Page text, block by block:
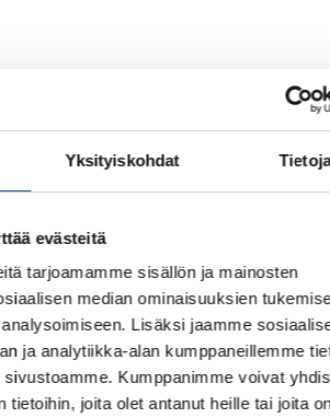
Yksityiskohdat
evästeitä
tarjoamamme sisällön ja mainosten
median ominaisuuksien
Lisäksi jaamme
ja analytiikka-alan kumppaneillemme
Kumppanimme voivat
tietoihin, joita olet antanut heille tai joita